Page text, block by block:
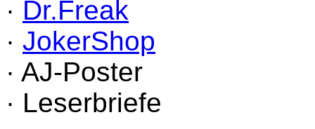
· Dr.Freak
· JokerShop
· AJ-Poster
· Leserbriefe